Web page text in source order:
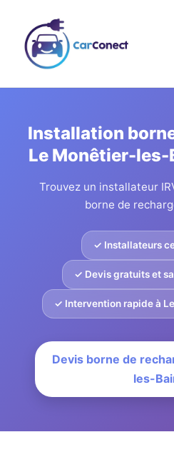
Installation
Le Monêtier-
Trouvez un installateur
borne de
✓ Installateurs
✓ Devis gratuits et
✓ Intervention rapide à
Devis borne de
les-